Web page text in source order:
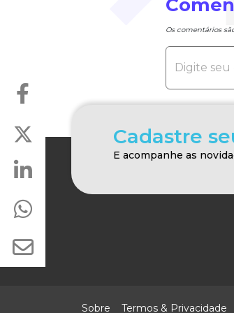
Os comentários
Cadastre
E acompanhe as
Sobre Termos & Privacidade